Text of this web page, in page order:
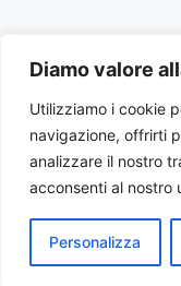
Diamo valore
Utilizziamo i cookie
navigazione, offrirti
analizzare il nostro
acconsenti al nostro
Personalizza